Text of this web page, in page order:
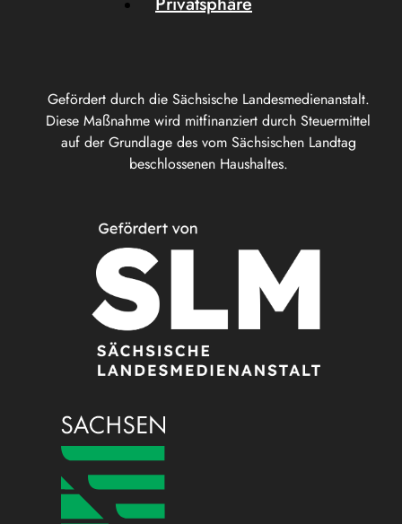
Gefördert durch die Sächsische Landesmedienanstalt.
Diese Maßnahme wird mitfinanziert durch Steuermittel
auf der Grundlage des vom Sächsischen Landtag
beschlossenen Haushaltes.